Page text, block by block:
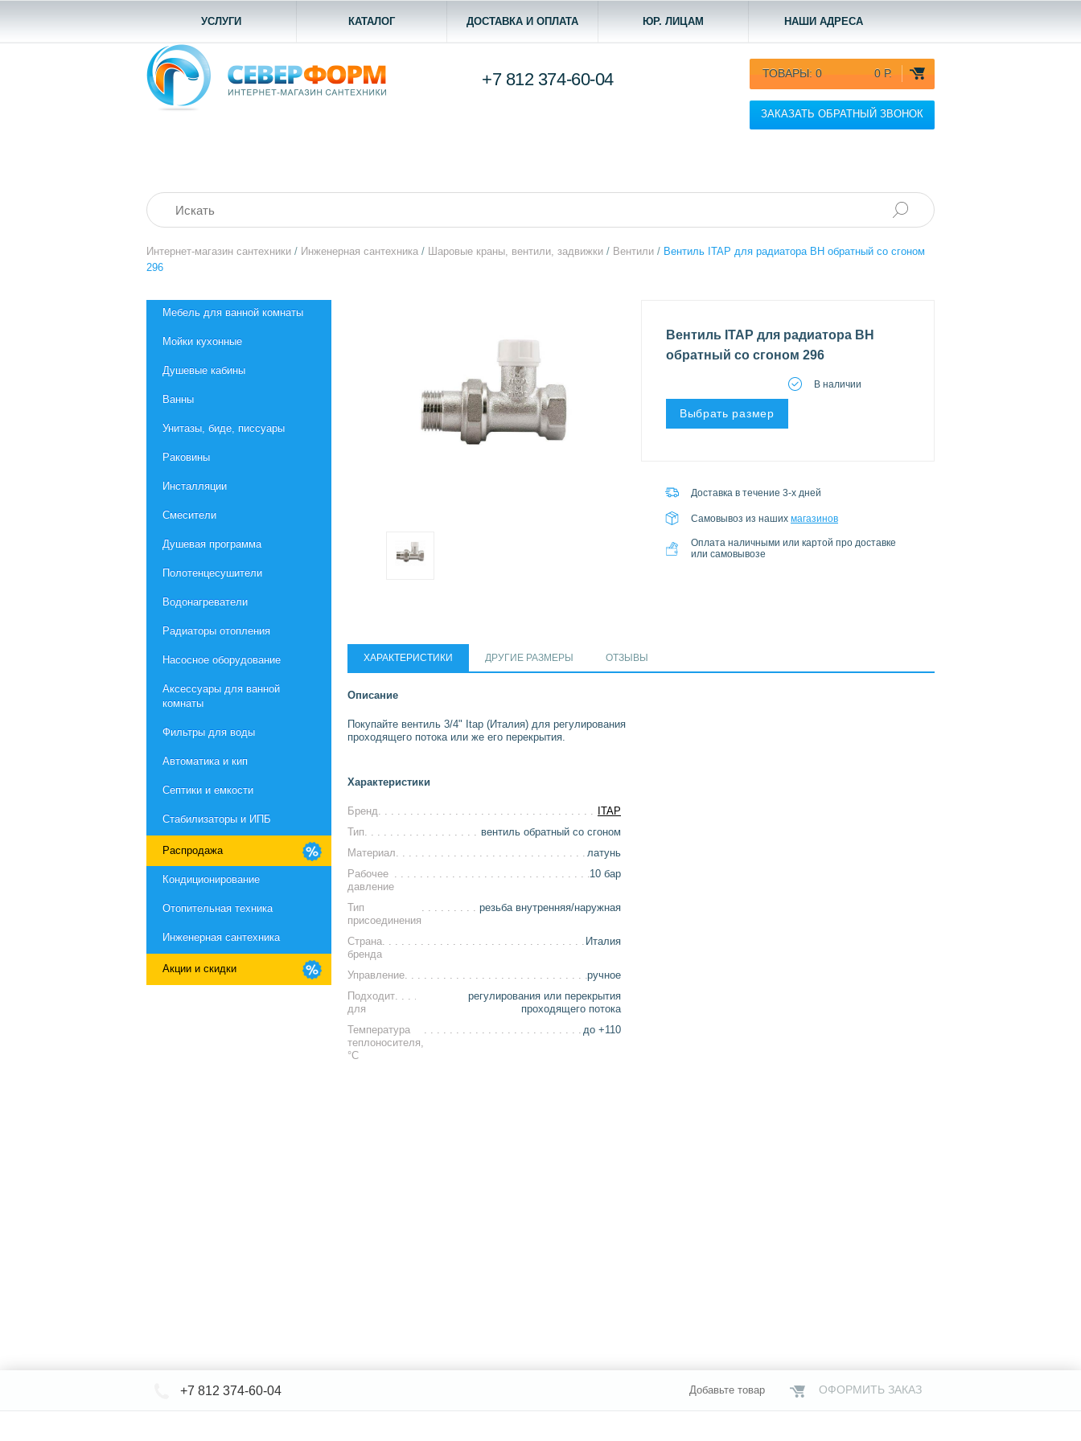
УСЛУГИ КАТАЛОГ ДОСТАВКА И ОПЛАТА ЮР. ЛИЦАМ НАШИ АДРЕСА
ТОВАРЫ: 0 0 Р.
ЗАКАЗАТЬ ОБРАТНЫЙ ЗВОНОК
+7 812 374-60-04
Интернет-магазин сантехники / Инженерная сантехника / Шаровые краны, вентили, задвижки / Вентили / Вентиль ITAP для радиатора ВН обратный со сгоном
296
Мебель для ванной комнаты
Мойки кухонные
Душевые кабины
Ванны
Унитазы, биде, писсуары
Раковины
Инсталляции
Смесители
Душевая программа
Полотенцесушители
Водонагреватели
Радиаторы отопления
Насосное оборудование
Aксессуары для ванной
комнаты
Фильтры для воды
Автоматика и кип
Септики и емкости
Стабилизаторы и ИПБ
Распродажа
Кондиционирование
Отопительная техника
Инженерная сантехника
Акции и скидки
Вентиль ITAP для радиатора ВН
обратный со сгоном 296
В наличии
Выбрать размер
Доставка в течение 3-х дней
Самовывоз из наших магазинов
Оплата наличными или картой про доставке
или самовывозе
ХАРАКТЕРИСТИКИ ДРУГИЕ РАЗМЕРЫ ОТЗЫВЫ
Описание
Покупайте вентиль 3/4" Itap (Италия) для регулирования
проходящего потока или же его перекрытия.
Характеристики
Бренд
ITAP
Тип
вентиль обратный со сгоном
Материал
латунь
Рабочее
давление
10 бар
Тип
присоединения
резьба внутренняя/наружная
Страна
бренда
Италия
Управление
ручное
Подходит
для
регулирования или перекрытия
проходящего потока
Температура
теплоносителя,
°С
до +110
+7 812 374-60-04 Добавьте товар ОФОРМИТЬ ЗАКАЗ